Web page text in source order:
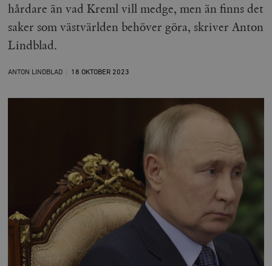
hårdare än vad Kreml vill medge, men än finns det
saker som västvärlden behöver göra, skriver Anton
Lindblad.
ANTON LINDBLAD 18 OKTOBER 2023